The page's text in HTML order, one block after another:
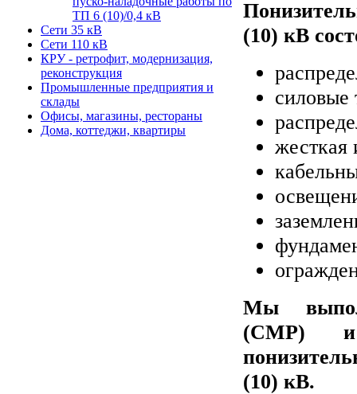
ТП 6 (10)/0,4 кВ
Сети 35 кВ
Сети 110 кВ
КРУ - ретрофит, модернизация,
реконструкция
Промышленные предприятия и
склады
Офисы, магазины, рестораны
Дома, коттеджи, квартиры
(10) кВ
силовые
жесткая
Мы
(СМР) и
(10) кВ.